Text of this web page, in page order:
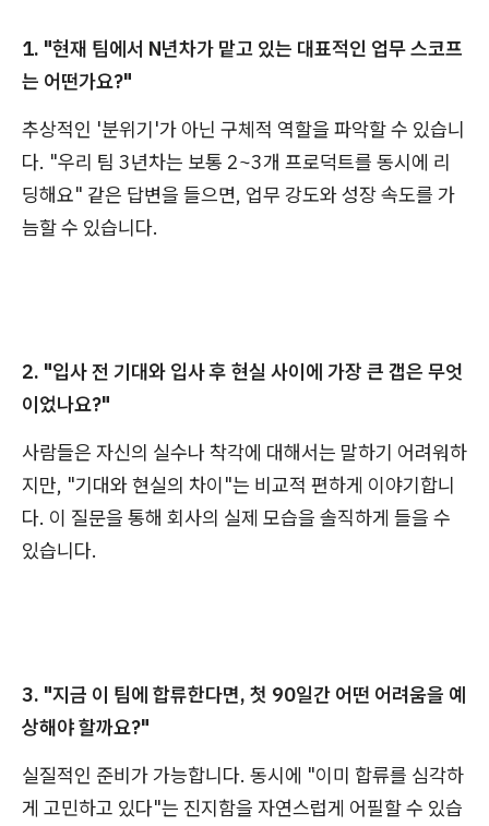
1. "현재 팀에서 N년차가 맡고 있는 대표적인 업무 스코프
는 어떤가요?"
추상적인 '분위기'가 아닌 구체적 역할을 파악할 수 있습니
다. "우리 팀 3년차는 보통 2~3개 프로덕트를 동시에 리
딩해요" 같은 답변을 들으면, 업무 강도와 성장 속도를 가
늠할 수 있습니다.
2. "입사 전 기대와 입사 후 현실 사이에 가장 큰 갭은 무엇
이었나요?"
사람들은 자신의 실수나 착각에 대해서는 말하기 어려워하
지만, "기대와 현실의 차이"는 비교적 편하게 이야기합니
다. 이 질문을 통해 회사의 실제 모습을 솔직하게 들을 수
있습니다.
3. "지금 이 팀에 합류한다면, 첫 90일간 어떤 어려움을 예
상해야 할까요?"
실질적인 준비가 가능합니다. 동시에 "이미 합류를 심각하
게 고민하고 있다"는 진지함을 자연스럽게 어필할 수 있습